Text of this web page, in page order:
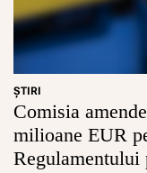
ŞTIRI
Comisia
milioane EUR